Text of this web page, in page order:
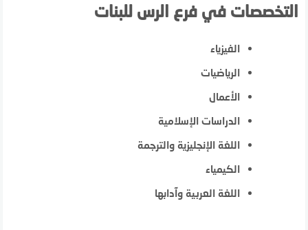
التخصصات في فرع الرس للبنات
الفيزياء
الرياضيات
الأعمال
الدراسات الإسلامية
اللغة الإنجليزية والترجمة
الكيمياء
اللغة العربية وآدابها